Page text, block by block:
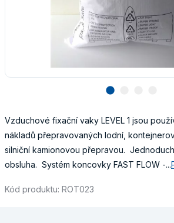
lens
Vzduchové fixační vaky LEVEL 1 jsou
nákladů přepravovaných lodní,
silniční kamionovou přepravou.
obsluha. Systém koncovky FAST FLOW -...
Kód produktu: ROT023